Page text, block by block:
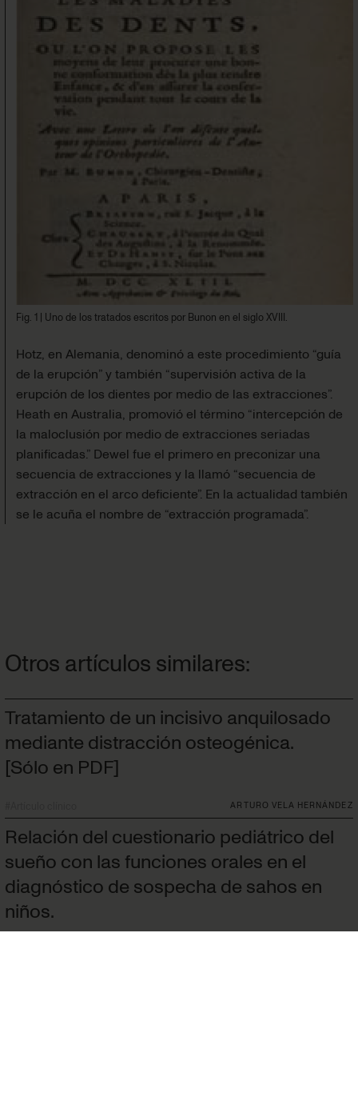
Fig. 1 | Uno de los tratados escritos por Bunon en el siglo XVIII.
Hotz, en Alemania, denominó a este procedimiento “guía
de la erupción” y también “supervisión activa de la
erupción de los dientes por medio de las extracciones”.
Heath en Australia, promovió el término “intercepción de
la maloclusión por medio de extracciones seriadas
planificadas.” Dewel fue el primero en preconizar una
secuencia de extracciones y la llamó “secuencia de
extracción en el arco deficiente”. En la actualidad también
se le acuña el nombre de “extracción programada”.
Otros artículos similares:
Tratamiento de un incisivo anquilosado
mediante distracción osteogénica.
[Sólo en PDF]
ARTURO VELA HERNÁNDEZ
Relación del cuestionario pediátrico del
sueño con las funciones orales en el
diagnóstico de sospecha de sahos en
niños.